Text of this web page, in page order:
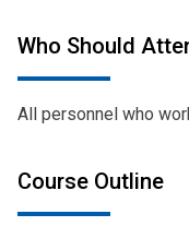
Who Should
All personnel who
Course Outline